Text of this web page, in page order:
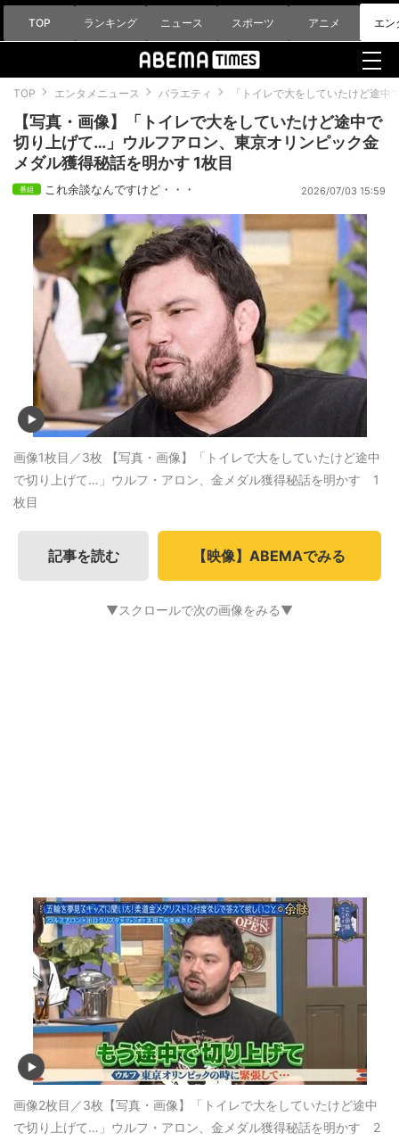
TOP ランキング ニュース スポーツ アニメ エン
TOP エンタメニュース バラエティ 「トイレで大をしていたけど途
【写真・画像】「トイレで大をしていたけど途中で
切り上げて…」ウルフアロン、東京オリンピック金
メダル獲得秘話を明かす 1枚目
これ余談なんですけど・・・ 2026/07/03 15:59
画像1枚目／3枚 【写真・画像】「トイレで大をしていたけど途中
で切り上げて…」ウルフ・アロン、金メダル獲得秘話を明かす 1
枚目
記事を読む 【映像】ABEMAでみる
▼スクロールで次の画像をみる▼
画像2枚目／3枚 【写真・画像】「トイレで大をしていたけど途中
で切り上げて…」ウルフ・アロン、金メダル獲得秘話を明かす 2